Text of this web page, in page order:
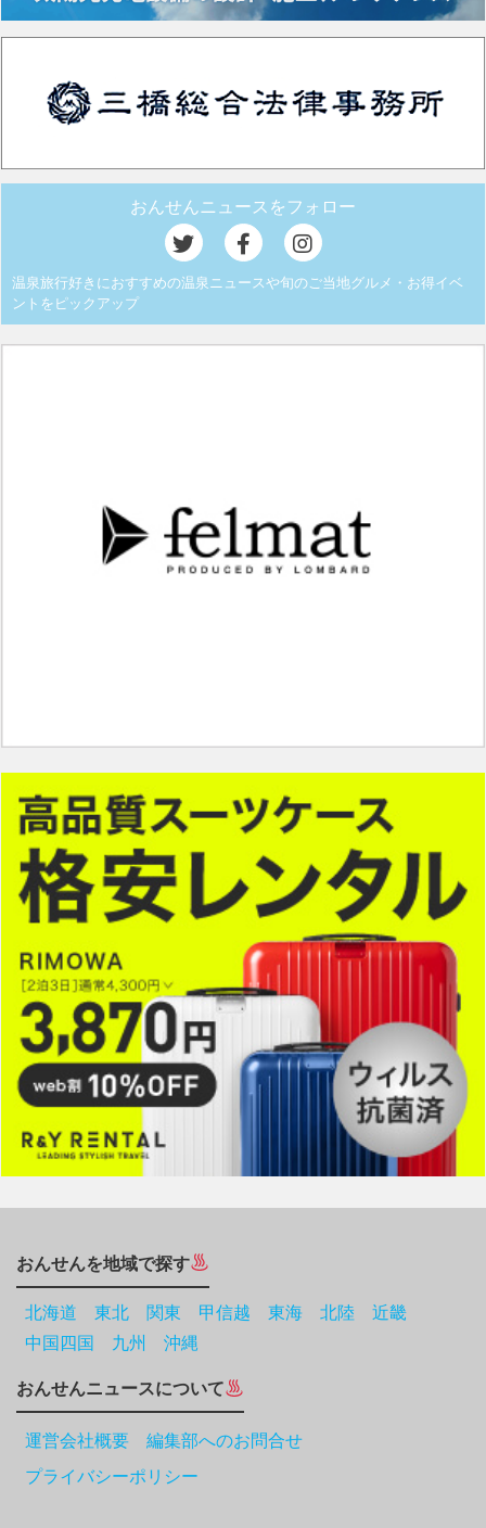
おんせんニュースをフォロー
温泉旅行好きにおすすめの温泉ニュースや旬のご当地グルメ・お得イベ
ントをピックアップ
おんせんを地域で探す
北海道 東北 関東 甲信越 東海 北陸
近畿
中国四国
九州 沖縄
おんせんニュースについて
運営会社概要 編集部へのお問合せ
プライバシーポリシー